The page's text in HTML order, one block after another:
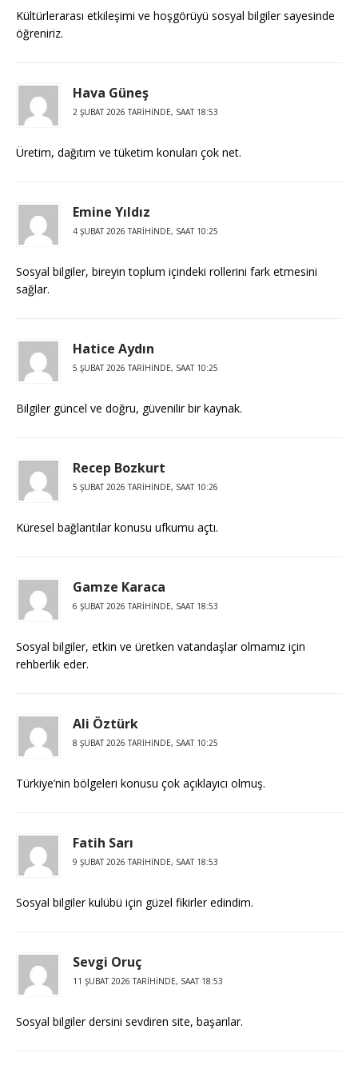
Kültürlerarası etkileşimi ve hoşgörüyü sosyal bilgiler sayesinde
öğreniriz.
Hava Güneş
2 ŞUBAT 2026 TARIHINDE, SAAT 18:53
Üretim, dağıtım ve tüketim konuları çok net.
Emine Yıldız
4 ŞUBAT 2026 TARIHINDE, SAAT 10:25
Sosyal bilgiler, bireyin toplum içindeki rollerini fark etmesini
sağlar.
Hatice Aydın
5 ŞUBAT 2026 TARIHINDE, SAAT 10:25
Bilgiler güncel ve doğru, güvenilir bir kaynak.
Recep Bozkurt
5 ŞUBAT 2026 TARIHINDE, SAAT 10:26
Küresel bağlantılar konusu ufkumu açtı.
Gamze Karaca
6 ŞUBAT 2026 TARIHINDE, SAAT 18:53
Sosyal bilgiler, etkin ve üretken vatandaşlar olmamız için
rehberlik eder.
Ali Öztürk
8 ŞUBAT 2026 TARIHINDE, SAAT 10:25
Türkiye’nin bölgeleri konusu çok açıklayıcı olmuş.
Fatih Sarı
9 ŞUBAT 2026 TARIHINDE, SAAT 18:53
Sosyal bilgiler kulübü için güzel fikirler edindim.
Sevgi Oruç
11 ŞUBAT 2026 TARIHINDE, SAAT 18:53
Sosyal bilgiler dersini sevdiren site, başarılar.